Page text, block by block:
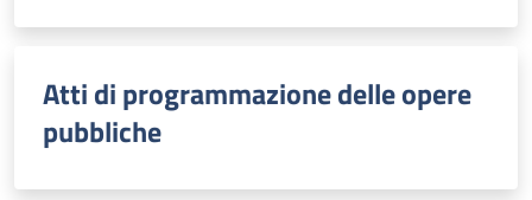
Atti di programmazione delle opere
pubbliche